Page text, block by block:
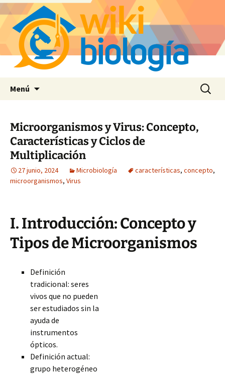
Menú Buscar:
Microorganismos y Virus: Concepto,
Características y Ciclos de
Multiplicación
27 junio, 2024 Microbiología características, concepto,
microorganismos, Virus
I. Introducción: Concepto y
Tipos de Microorganismos
Definición
tradicional: seres
vivos que no pueden
ser estudiados sin la
ayuda de
instrumentos
ópticos.
Definición actual:
grupo heterogéneo